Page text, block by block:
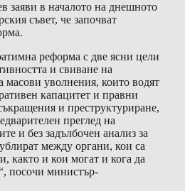
заяви в началото на днешното
съвет, че започват
реформа с две ясни цели
и свиване на
масови уволнения, които водят
капацитет и правни
и преструктуриране,
преглед на
и без задълбочен анализ за
между органи, кои са
както и кои могат и кога да
посочи министър-